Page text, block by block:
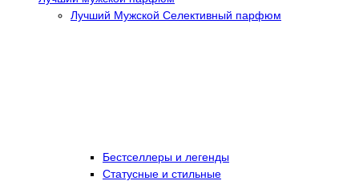
Лучший Мужской Селективный парфюм
Бестселлеры и легенды
Статусные и стильные